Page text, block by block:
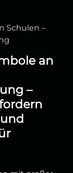
Schulen –
an
–